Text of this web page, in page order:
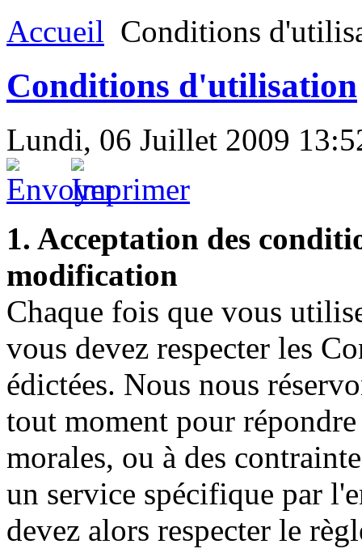
Accueil Conditions
Conditions d'utilisation
Lundi, 06 Juillet 2009
1. Acceptation des
modification
Chaque fois que vous
vous devez respecter les
édictées. Nous nous
tout moment pour
morales, ou à des
un service spécifique par
devez alors respecter le